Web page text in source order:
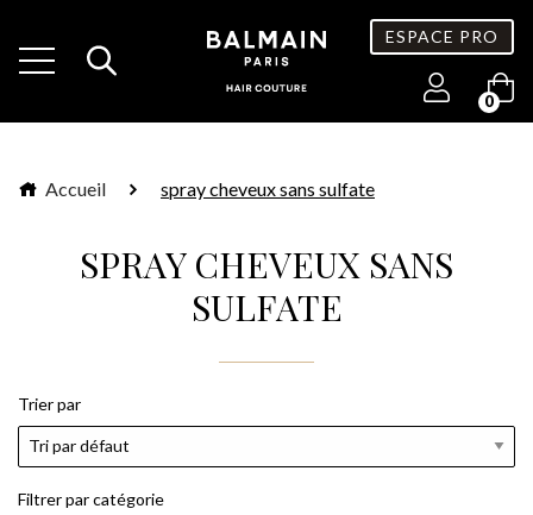
ESPACE PRO
0
Accueil spray cheveux sans sulfate
SPRAY CHEVEUX SANS
SULFATE
Trier par
Filtrer par catégorie